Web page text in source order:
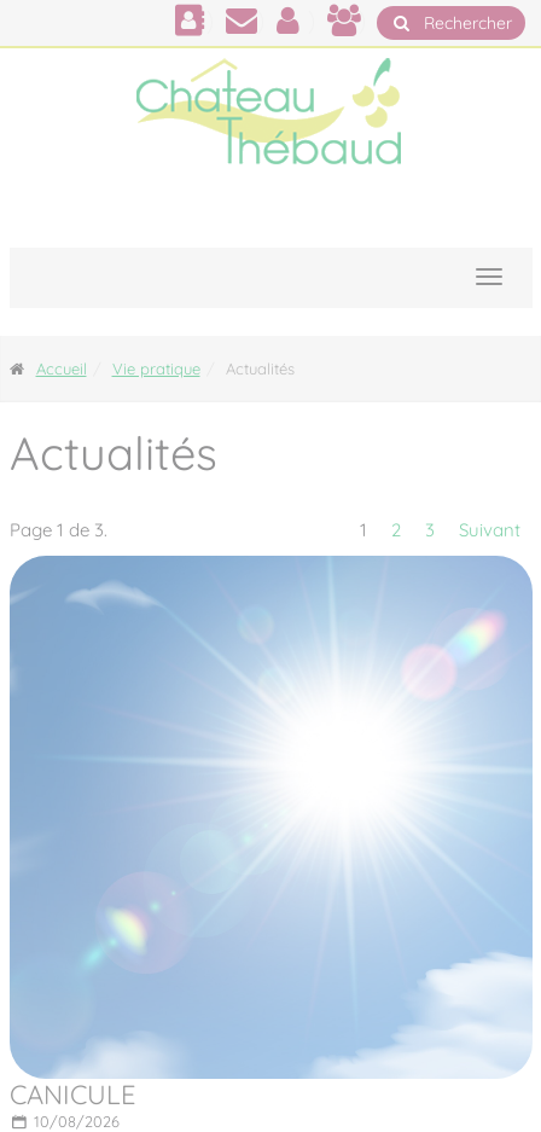
Rechercher
Accueil Vie pratique Actualités
Actualités
Page 1 de 3. 1 2 3 Suivant
CANICULE
10/08/2026
Panneau de gestion des cookies